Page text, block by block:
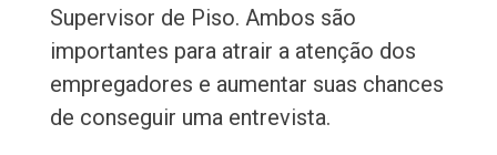
Supervisor de Piso. Ambos são
importantes para atrair a atenção dos
empregadores e aumentar suas chances
de conseguir uma entrevista.